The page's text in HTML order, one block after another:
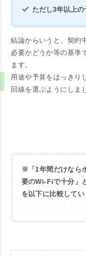
ただし3年以上
結論からいうと、契約
必要かどうか等の基準
ます。
用途や予算をはっきり
回線を選ぶようにしま
※ 「1年間だけな
要のWi-Fiで十分」
を以下に比較して